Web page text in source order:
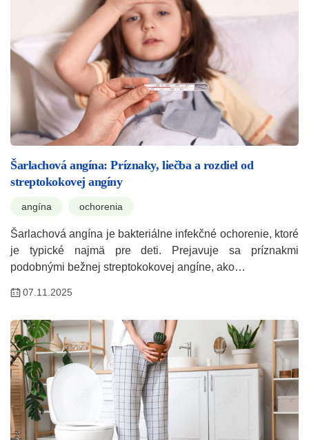
Šarlachová angína: Príznaky, liečba a rozdiel od
streptokokovej angíny
angína ochorenia
Šarlachová angína je bakteriálne infekčné ochorenie, ktoré
je typické najmä pre deti. Prejavuje sa príznakmi
podobnými bežnej streptokokovej angíne, ako…
07.11.2025